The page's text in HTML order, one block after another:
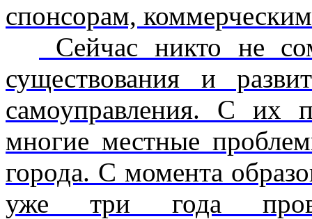
спонсорам,
Сейчас никто не
существования и
самоуправления. С их
многие местные
города. С момента
уже три года